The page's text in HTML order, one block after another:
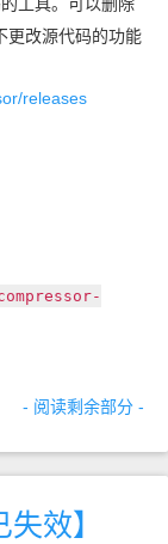
工具。可以删除
更改源代码的功能
releases
- 阅读剩余部分 -
效】